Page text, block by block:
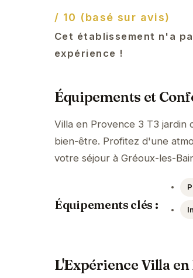
/ 10 (basé sur avis)
Cet établissement n'a
expérience !
Équipements et
Villa en Provence 3 T3 jardin
bien-être. Profitez d'une
votre séjour à Gréoux-les-
Équipements clés :
L'Expérience Villa